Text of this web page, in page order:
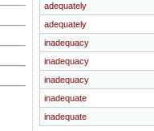
adequately
adequately
inadequacy
inadequacy
inadequacy
inadequate
inadequate